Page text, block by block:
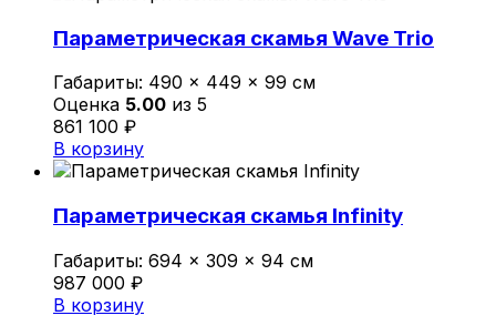
Параметрическая скамья Wave Trio
Габариты: 490 × 449 × 99 см
Оценка 5.00 из 5
861 100 ₽
В корзину
Параметрическая скамья Infinity
Габариты: 694 × 309 × 94 см
987 000 ₽
В корзину